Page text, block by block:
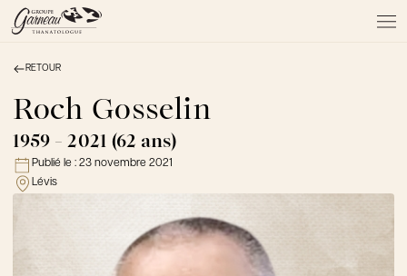
À PROPOS
NOS SERVICES
NOS PRODUITS
NOTRE ÉQUIPE
NOS SALONS
AVIS DE DÉCÈS
RETOUR
Roch Gosselin
1959 - 2021 (62 ans)
Publié le : 23 novembre 2021
Lévis